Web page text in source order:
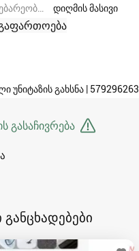
დიღმის მასივი
უნიტაზის გახსნა | 579296263
გასაჩივრება
განცხადებები